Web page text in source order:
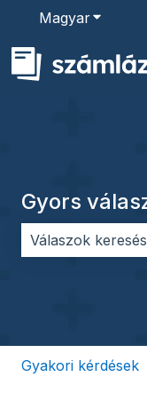
MagyarAlmenü
Gyors
Gyakori kérdések